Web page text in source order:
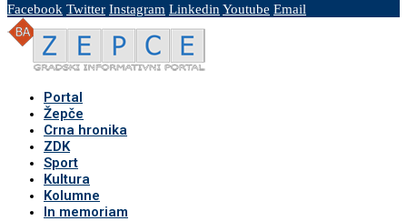
Facebook Twitter Instagram Linkedin Youtube Email
Portal
Žepče
Crna hronika
ZDK
Sport
Kultura
Kolumne
In memoriam